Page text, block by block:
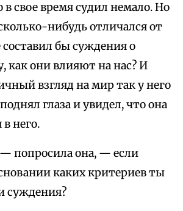
в свое время судил немало. Но
нибудь отличался от
составил бы суждения о
как они влияют на нас? И
взгляд на мир так у него
глаза и увидел, что она
него.
попросила она, — если
каких критериев ты
суждения?